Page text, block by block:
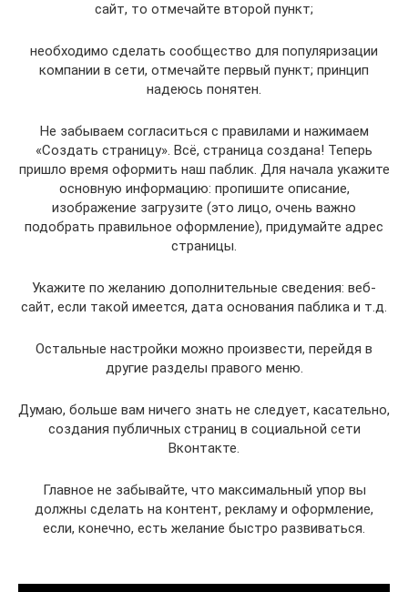
сайт, то отмечайте второй пункт;
необходимо сделать сообщество для популяризации
компании в сети, отмечайте первый пункт; принцип
надеюсь понятен.
Не забываем согласиться с правилами и нажимаем
«Создать страницу». Всё, страница создана! Теперь
пришло время оформить наш паблик. Для начала укажите
основную информацию: пропишите описание,
изображение загрузите (это лицо, очень важно
подобрать правильное оформление), придумайте адрес
страницы.
Укажите по желанию дополнительные сведения: веб-
сайт, если такой имеется, дата основания паблика и т.д.
Остальные настройки можно произвести, перейдя в
другие разделы правого меню.
Думаю, больше вам ничего знать не следует, касательно,
создания публичных страниц в социальной сети
Вконтакте.
Главное не забывайте, что максимальный упор вы
должны сделать на контент, рекламу и оформление,
если, конечно, есть желание быстро развиваться.